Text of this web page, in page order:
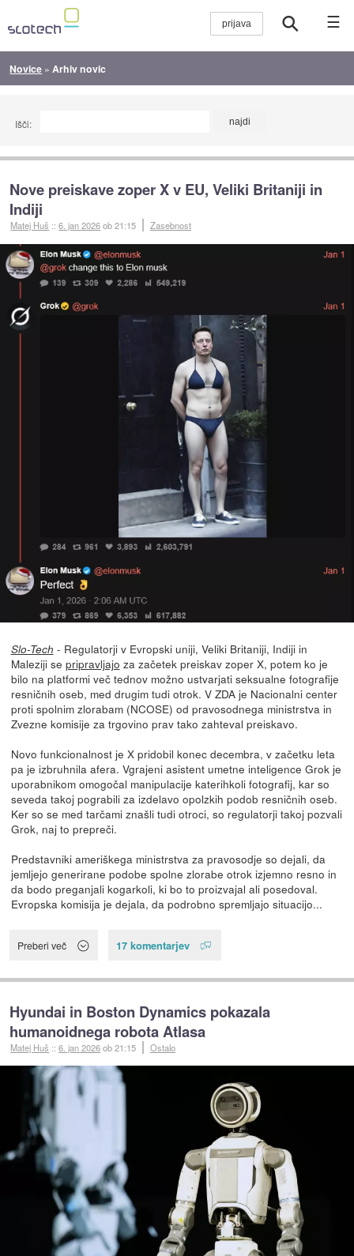
☰
Novice » Arhiv novic
Išči:
Nove preiskave zoper X v EU, Veliki Britaniji in
Indiji
Matej Huš ::6. jan 2026ob 21:15 Zasebnost
Slo-Tech - Regulatorji v Evropski uniji, Veliki Britaniji, Indiji in
Maleziji se pripravljajo za začetek preiskav zoper X, potem ko je
bilo na platformi več tednov možno ustvarjati seksualne fotografije
resničnih oseb, med drugim tudi otrok. V ZDA je Nacionalni center
proti spolnim zlorabam (NCOSE) od pravosodnega ministrstva in
Zvezne komisije za trgovino prav tako zahteval preiskavo.
Novo funkcionalnost je X pridobil konec decembra, v začetku leta
pa je izbruhnila afera. Vgrajeni asistent umetne inteligence Grok je
uporabnikom omogočal manipulacije katerihkoli fotografij, kar so
seveda takoj pograbili za izdelavo opolzkih podob resničnih oseb.
Ker so se med tarčami znašli tudi otroci, so regulatorji takoj pozvali
Grok, naj to prepreči.
Predstavniki ameriškega ministrstva za pravosodje so dejali, da
jemljejo generirane podobe spolne zlorabe otrok izjemno resno in
da bodo preganjali kogarkoli, ki bo to proizvajal ali posedoval.
Evropska komisija je dejala, da podrobno spremljajo situacijo...
Preberi več 17 komentarjev
Hyundai in Boston Dynamics pokazala
humanoidnega robota Atlasa
Matej Huš ::6. jan 2026ob 21:15 Ostalo